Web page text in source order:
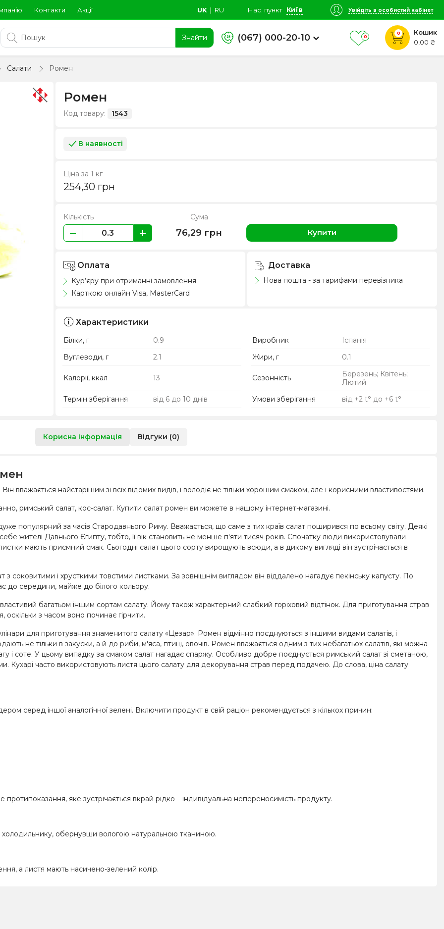
Контакти Акції UK ∣ RU Нас. пункт Київ Увійдіть в особистий кабінет
Знайти (067) 000-20-10 0
0
Кошик
0,00 ₴
Салати Ромен
Ромен
Код товару: 1543
В наявності
Ціна за 1 кг
254,30 грн
Кількість Сума
76,29 грн Купити
Оплата
Кур’єру при отриманні замовлення
Карткою онлайн Visa, MasterCard
Доставка
Нова пошта - за тарифами перевізника
Характеристики
Білки, г 0.9 Виробник
Іспанія
Вуглеводи, г
2.1 Жири, г 0.1
Калорії, ккал 13 Сезонність
Березень; Квітень;
Лютий
Термін зберігання
від 6 до 10 днів Умови зберігання від +2 t° до +6 t°
Корисна інформація Відгуки (0)
вважається найстарішим зі всіх відомих видів, і володіє не тільки хорошим смаком, але і корисними властивостями.
римський салат, кос-салат. Купити салат ромен ви можете в нашому інтернет-магазині.
популярний за часів Стародавнього Риму. Вважається, що саме з тих країв салат поширився по всьому світу. Деякі
жителі Давнього Єгипту, тобто, її вік становить не менше п'яти тисяч років. Спочатку люди використовували
мають приємний смак. Сьогодні салат цього сорту вирощують всюди, а в дикому вигляді він зустрічається в
соковитими і хрусткими товстими листками. За зовнішнім виглядом він віддалено нагадує пекінську капусту. По
до середини, майже до білого кольору.
багатьом іншим сортам салату. Йому також характерний слабкий горіховий відтінок. Для приготування страв
з часом воно починає гірчити.
для приготування знаменитого салату «Цезар». Ромен відмінно поєднуються з іншими видами салатів, і
не тільки в закуски, а й до риби, м'яса, птиці, овочів. Ромен вважається одним з тих небагатьох салатів, які можна
і соте. У цьому випадку за смаком салат нагадає спаржу. Особливо добре поєднується римський салат зі сметаною,
Кухарі часто використовують листя цього салату для декорування страв перед подачею. До слова, ціна салату
лідером серед іншої аналогічної зелені. Включити продукт в свій раціон рекомендується з кількох причин:
яке зустрічається вкрай рідко – індивідуальна непереносимість продукту.
холодильнику, обернувши вологою натуральною тканиною.
а листя мають насичено-зелений колір.